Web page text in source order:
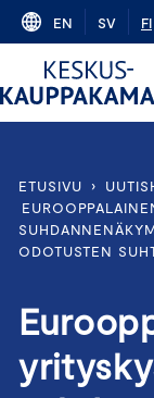
Skip
content
EN SV FI
ETUSIVU ›
ODOTUSTEN